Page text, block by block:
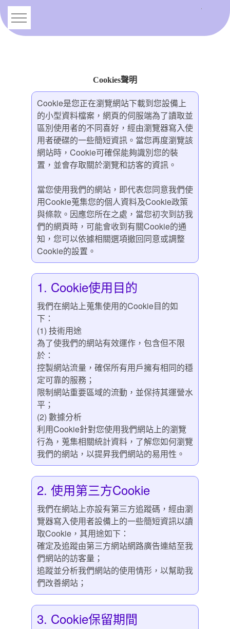
到
主
Cookies聲明
Cookie是您正在瀏覽網站下載到您設備上
的小型資料檔案，網頁的伺服端為了讀取並
區別使用者的不同喜好，經由瀏覽器寫入使
用者硬碟的一些簡短資訊。當您再度瀏覽該
網站時，Cookie可確保能夠識別您的裝
置，並會存取關於瀏覽和訪客的資訊。
當您使用我們的網站，即代表您同意我們使
用Cookie蒐集您的個人資料及Cookie政策
與條款。因應您所在之處，當您初次到訪我
們的網頁時，可能會收到有關Cookie的通
知，您可以依據相關選項撤回同意或調整
Cookie的設置。
1. Cookie使用目的
我們在網站上蒐集使用的Cookie目的如
下：
(1) 技術用途
為了使我們的網站有效運作，包含但不限
於：
控製網站流量，確保所有用戶擁有相同的穩
定可靠的服務；
限制網站重要區域的流動，並保持其運營水
平；
(2) 數據分析
利用Cookie針對您使用我們網站上的瀏覽
行為，蒐集相關統計資料，了解您如何瀏覽
我們的網站，以提昇我們網站的易用性。
2. 使用第三方Cookie
我們在網站上亦設有第三方追蹤碼，經由瀏
覽器寫入使用者設備上的一些簡短資訊以讀
取Cookie，其用途如下：
確定及追蹤由第三方網站網路廣告連結至我
們網站的訪客量；
追蹤並分析我們網站的使用情形，以幫助我
們改善網站；
3. Cookie保留期間